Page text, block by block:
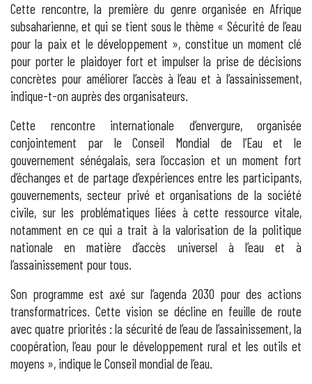
Cette rencontre, la première du genre organisée en Afrique
subsaharienne, et qui se tient sous le thème « Sécurité de l’eau
pour la paix et le développement », constitue un moment clé
pour porter le plaidoyer fort et impulser la prise de décisions
concrètes pour améliorer l’accès à l’eau et à l’assainissement,
indique-t-on auprès des organisateurs.
Cette rencontre internationale d’envergure, organisée
conjointement par le Conseil Mondial de l’Eau et le
gouvernement sénégalais, sera l’occasion et un moment fort
d’échanges et de partage d’expériences entre les participants,
gouvernements, secteur privé et organisations de la société
civile, sur les problématiques liées à cette ressource vitale,
notamment en ce qui a trait à la valorisation de la politique
nationale en matière d’accès universel à l’eau et à
l’assainissement pour tous.
Son programme est axé sur l’agenda 2030 pour des actions
transformatrices. Cette vision se décline en feuille de route
avec quatre priorités : la sécurité de l’eau de l’assainissement, la
coopération, l’eau pour le développement rural et les outils et
moyens », indique le Conseil mondial de l’eau.